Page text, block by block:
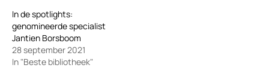
In de spotlights:
genomineerde specialist
Jantien Borsboom
28 september 2021
In "Beste bibliotheek"